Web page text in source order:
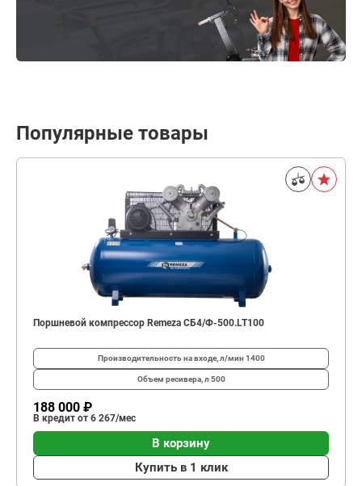
Популярные товары
Поршневой компрессор Remeza СБ4/Ф-500.LT100
Производительность на входе, л/мин 1400
Объем ресивера, л 500
188 000 ₽
В кредит от 6 267/мес
В корзину
Купить в 1 клик